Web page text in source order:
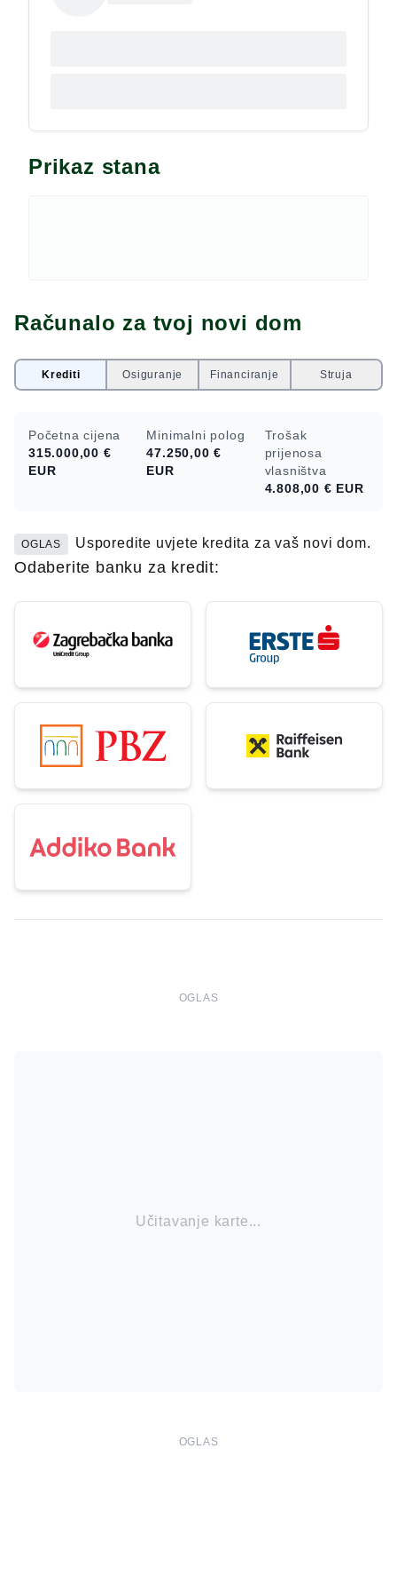
Prikaz stana
Računalo za tvoj novi dom
Krediti Osiguranje Financiranje Struja
Početna cijena
315.000,00 €
EUR
Minimalni polog
47.250,00 €
EUR
Trošak
prijenosa
vlasništva
4.808,00 € EUR
OGLAS Usporedite uvjete kredita za vaš novi dom.
Odaberite banku za kredit:
OGLAS
Učitavanje karte...
OGLAS